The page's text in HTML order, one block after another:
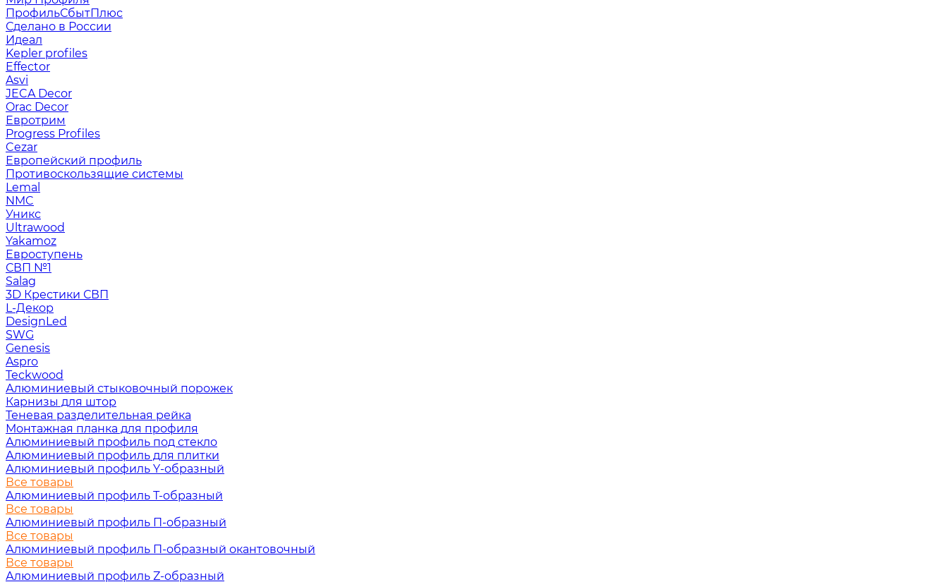
ПрофильСбытПлюс
Сделано в России
Идеал
Kepler profiles
Effector
Asvi
JECA Decor
Orac Decor
Евротрим
Progress Profiles
Cezar
Европейский профиль
Противоскользящие системы
Lemal
NMC
Уникс
Ultrawood
Yakamoz
Евроступень
СВП №1
Salag
3D Крестики СВП
L-Декор
DesignLed
SWG
Genesis
Aspro
Teckwood
Алюминиевый стыковочный порожек
Карнизы для штор
Теневая разделительная рейка
Монтажная планка для профиля
Алюминиевый профиль под стекло
Алюминиевый профиль для плитки
Алюминиевый профиль Y-образный
Все товары
Алюминиевый профиль Т-образный
Все товары
Алюминиевый профиль П-образный
Все товары
Алюминиевый профиль П-образный окантовочный
Все товары
Алюминиевый профиль Z-образный